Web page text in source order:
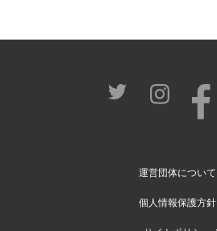
運営団体について
個人情報保護方針